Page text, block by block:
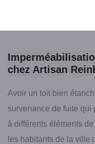
chez Artisan
Avoir un toit bien
survenance de fuite qui
à différents éléments
les habitants de la ville